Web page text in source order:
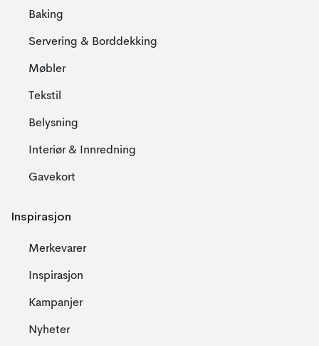
Baking
Servering & Borddekking
Møbler
Tekstil
Belysning
Interiør & Innredning
Gavekort
Inspirasjon
Merkevarer
Inspirasjon
Kampanjer
Nyheter